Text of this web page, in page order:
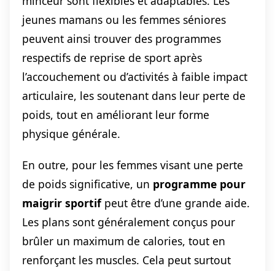
jeunes mamans ou les femmes séniores
peuvent ainsi trouver des programmes
respectifs de reprise de sport après
l’accouchement ou d’activités à faible impact
articulaire, les soutenant dans leur perte de
poids, tout en améliorant leur forme
physique générale.
En outre, pour les femmes visant une perte
de poids significative, un programme pour
maigrir sportifpeut être d’une grande aide.
Les plans sont généralement conçus pour
brûler un maximum de calories, tout en
renforçant les muscles. Cela peut surtout